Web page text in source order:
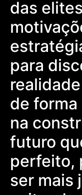
das
para
de
na
futuro
perfeito,
ser mais